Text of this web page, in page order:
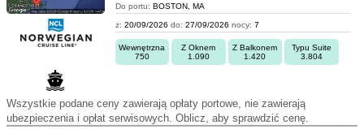
Do portu: BOSTON, MA
z: 20/09/2026 do: 27/09/2026 nocy: 7
Wewnętrzna
750
Z Oknem
1.090
Z Balkonem
1.420
Typu Suite
3.804
Wszystkie podane ceny zawierają opłaty portowe, nie zawierają
ubezpieczenia i opłat serwisowych. Oblicz, aby sprawdzić cenę.